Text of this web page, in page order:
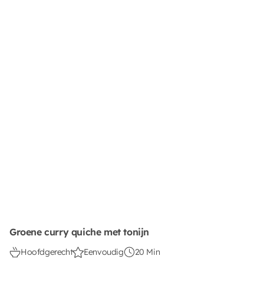
Groene curry quiche met tonijn
Hoofdgerecht Eenvoudig 20 Min